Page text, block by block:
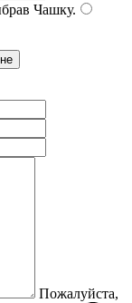
Чашку.
Пожалуйста,